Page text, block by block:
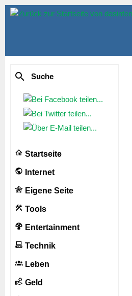
Suche
Startseite
Internet
Eigene Seite
Tools
Entertainment
Technik
Leben
Geld